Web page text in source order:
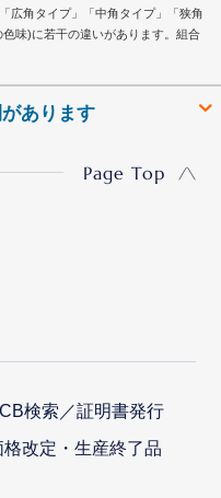
広角タイプ」「中角タイプ」「狭角
味)に若干の違いがあります。組合
あります
Page Top
検索／証明書発行
格改定・生産終了品